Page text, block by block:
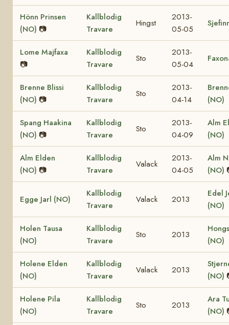
Hönn Prinsen
(NO) 📷
Kallblodig
Travare
Hingst
2013-
05-05
Lome Majfaxa
📷
Kallblodig
Travare
Sto
2013-
05-04
Brenne Blissi
(NO) 📷
Kallblodig
Travare
Sto
2013-
04-14
(NO)
Spang Haakina
(NO) 📷
Kallblodig
Travare
Sto
2013-
04-09
Alm
(NO)
Alm Elden
(NO) 📷
Kallblodig
Travare
Valack
2013-
04-05
Alm
(NO)
Egge Jarl (NO)
Kallblodig
Travare
Valack 2013
Edel
(NO)
Holen Tausa
(NO)
Kallblodig
Travare
Sto 2013
(NO)
Holene Elden
(NO)
Kallblodig
Travare
Valack 2013
(NO)
Holene Pila
(NO)
Kallblodig
Travare
Sto 2013
Ara
(NO)